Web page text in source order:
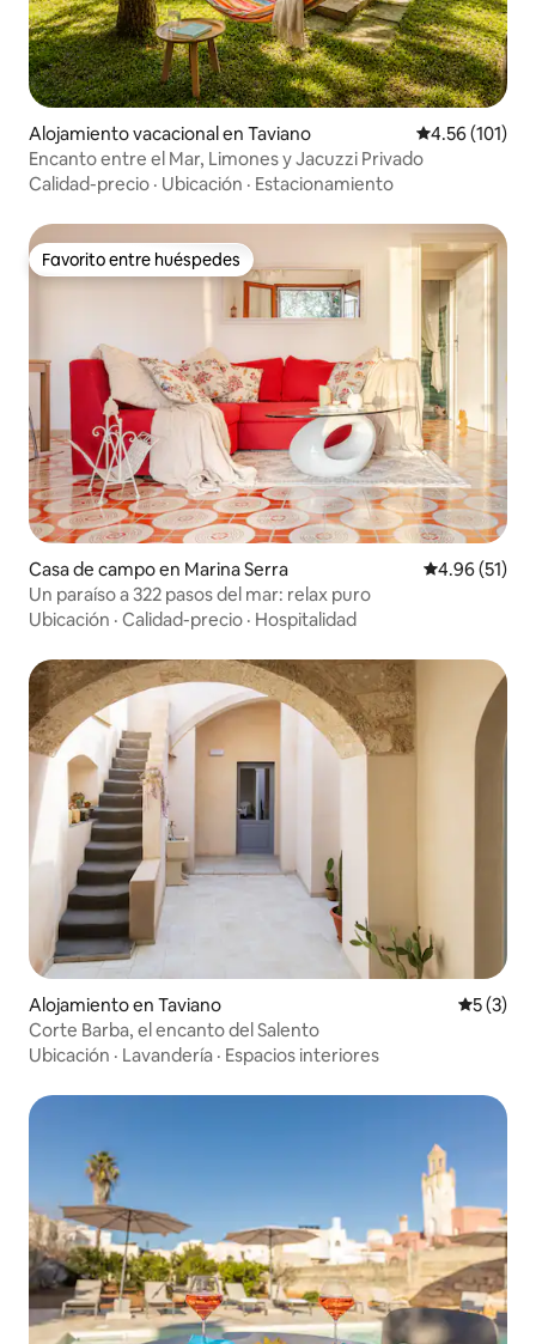
Alojamiento vacacional en Taviano Calificación
4.56 (101)
Encanto entre el Mar, Limones y Jacuzzi Privado
Calidad-precio · Ubicación · Estacionamiento
Favorito entre huéspedes
Favorito entre huéspedes
Casa de campo en Marina Serra Calificación
4.96 (51)
Un paraíso a 322 pasos del mar: relax puro
Ubicación · Calidad-precio · Hospitalidad
Alojamiento en Taviano
5 (3)
Corte Barba, el encanto del Salento
Ubicación · Lavandería · Espacios interiores